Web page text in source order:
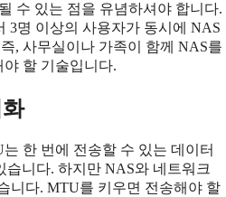
수 있는 점을 유념하셔야 합니다.
3명 이상의 사용자가 동시에 NAS
, 사무실이나 가족이 함께 NAS를
할 기술입니다.
한 번에 전송할 수 있는 데이터
니다. 하지만 NAS와 네트워크
니다. MTU를 키우면 전송해야 할